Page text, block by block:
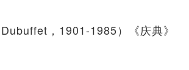
，1901-1985）《庆典》